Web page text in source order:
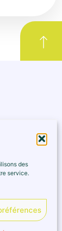
des
service.